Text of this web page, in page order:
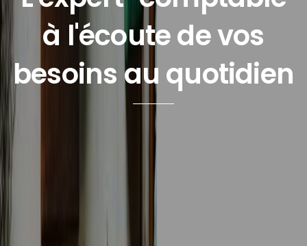
à l'écoute de vos
besoins au quotidien